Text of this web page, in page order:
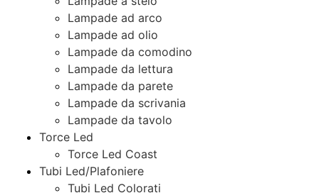
Lampade ad arco
Lampade ad olio
Lampade da comodino
Lampade da lettura
Lampade da parete
Lampade da scrivania
Lampade da tavolo
Torce Led
Torce Led Coast
Tubi Led/Plafoniere
Tubi Led Colorati